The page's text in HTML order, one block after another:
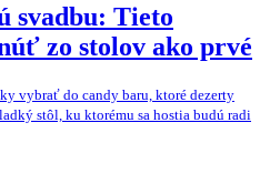
svadbu: Tieto
zo stolov ako prvé
vybrať do candy baru, ktoré dezerty
stôl, ku ktorému sa hostia budú radi